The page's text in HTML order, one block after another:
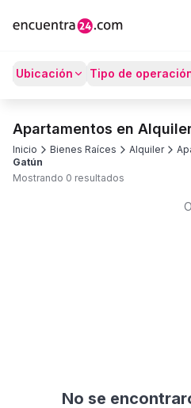
Ubicación Tipo de
Apartamentos en
Inicio Bienes Raíces Alquiler
Gatún
Mostrando 0 resultados
No se